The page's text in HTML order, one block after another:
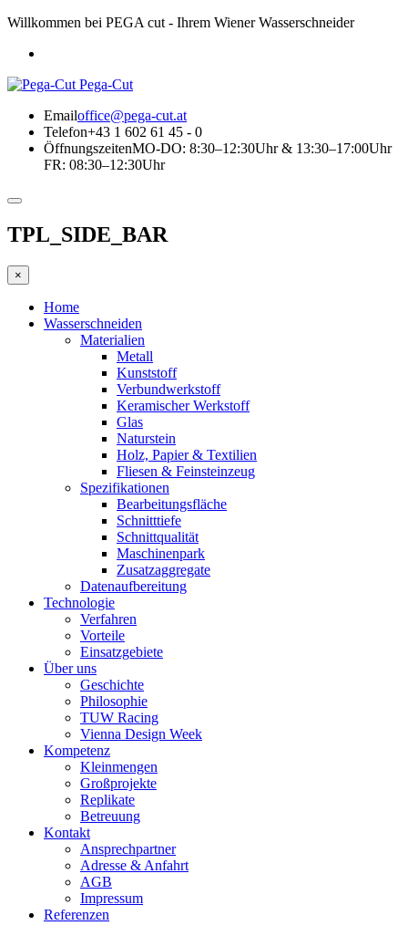
Willkommen bei PEGA cut - Ihrem Wiener Wasserschneider
Pega-Cut
Emailoffice@pega-cut.at
Telefon+43 1 602 61 45 - 0
ÖffnungszeitenMO-DO: 8:30–12:30Uhr & 13:30–17:00Uhr
FR: 08:30–12:30Uhr
TPL_SIDE_BAR
×
Home
Wasserschneiden
Materialien
Metall
Kunststoff
Verbundwerkstoff
Keramischer Werkstoff
Glas
Naturstein
Holz, Papier & Textilien
Fliesen & Feinsteinzeug
Spezifikationen
Bearbeitungsfläche
Schnitttiefe
Schnittqualität
Maschinenpark
Zusatzaggregate
Datenaufbereitung
Technologie
Verfahren
Vorteile
Einsatzgebiete
Über uns
Geschichte
Philosophie
TUW Racing
Vienna Design Week
Kompetenz
Kleinmengen
Großprojekte
Replikate
Betreuung
Kontakt
Ansprechpartner
Adresse & Anfahrt
AGB
Impressum
Referenzen